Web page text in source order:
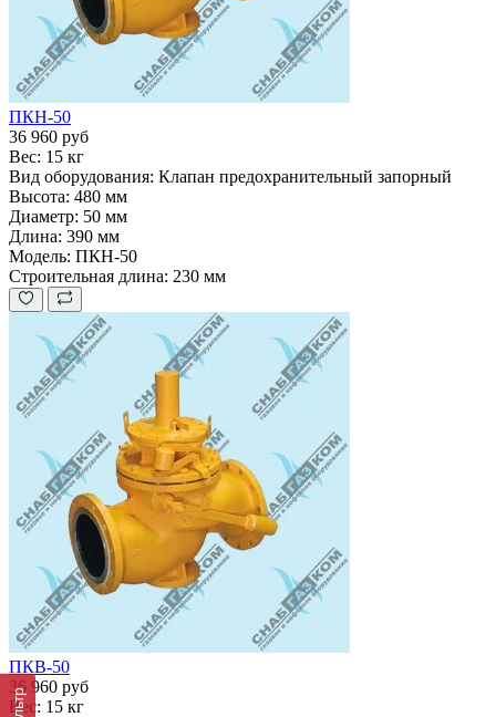
ПКН-50
36 960 руб
Вес: 15 кг
Вид оборудования: Клапан предохранительный запорный
Высота: 480 мм
Диаметр: 50 мм
Длина: 390 мм
Модель: ПКН-50
Строительная длина: 230 мм
ПКВ-50
36 960 руб
Вес: 15 кг